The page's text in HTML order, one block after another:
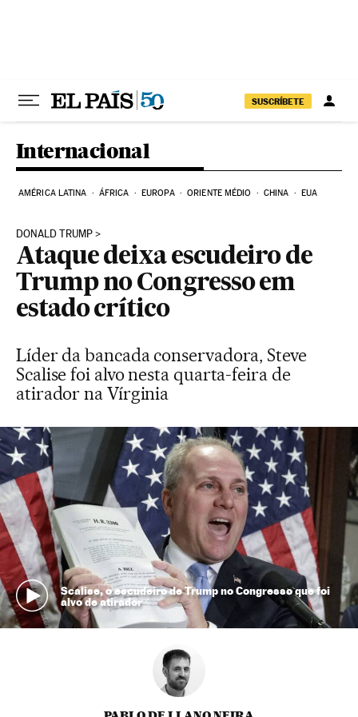
SUSCRÍBETE
Internacional
AMÉRICA LATINA ÁFRICA EUROPA ORIENTE MÉDIO CHINA EUA
DONALD TRUMP
Ataque deixa escudeiro de
Trump no Congresso em
estado crítico
Líder da bancada conservadora, Steve
Scalise foi alvo nesta quarta-feira de
atirador na Vírginia
Scalise, o escudeiro de Trump no Congresso que foi
alvo de atirador